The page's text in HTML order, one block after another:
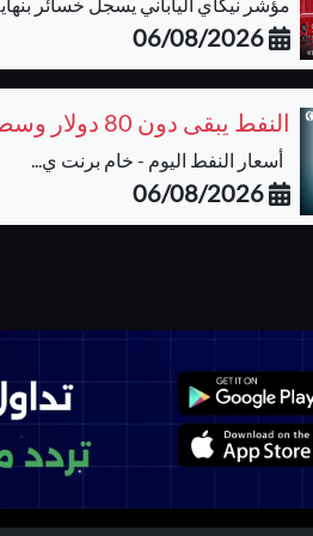
06/08/2026
النفط يبقى دون 80 دولار وسط ترقب نتائج المفاوضات بشأن مضيق هرمز
أسعار النفط اليوم - خام برنت ي...
06/08/2026